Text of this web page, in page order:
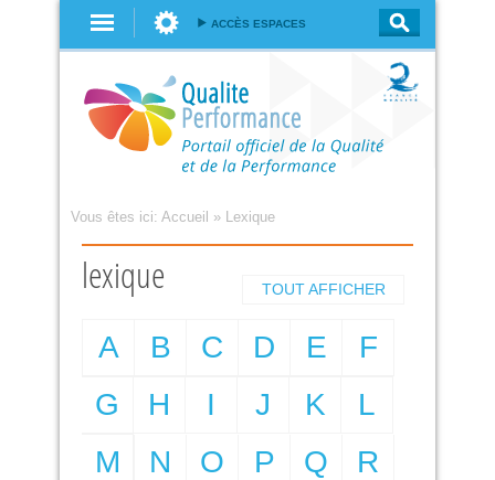
ACCÈS ESPACES
Vous êtes ici: Accueil » Lexique
lexique TOUT AFFICHER
A B C D E
F
G
H I J K
L
M
N O P Q
R